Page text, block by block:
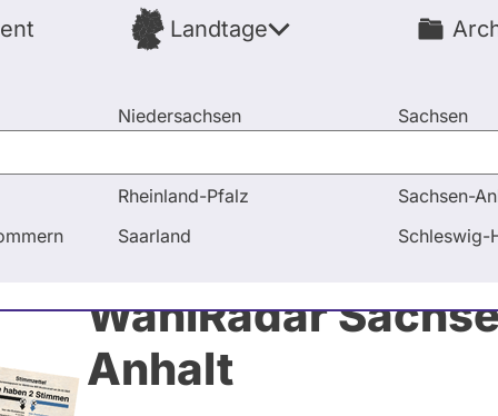
Landtage
Niedersachsen
Rheinland-Pfalz
Saarland
Sachsen
Sachsen-
Schleswig-
WahlRadar
Anhalt
und Antworten Frage an Johannes Remmel
Zum Profil